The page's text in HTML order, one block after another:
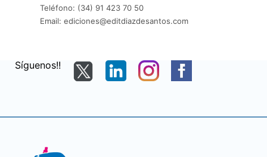
Teléfono: (34) 91 423 70 50
Email: ediciones@editdiazdesantos.com
Síguenos!!